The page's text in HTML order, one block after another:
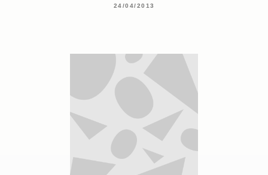
24/04/2013